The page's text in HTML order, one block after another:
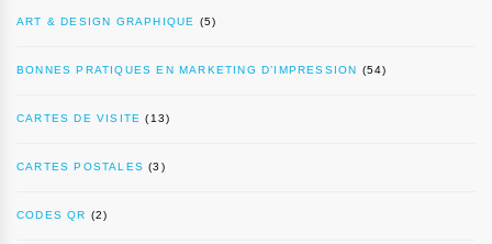
ART & DESIGN GRAPHIQUE (5)
BONNES PRATIQUES EN MARKETING D’IMPRESSION (54)
CARTES DE VISITE (13)
CARTES POSTALES (3)
CODES QR (2)